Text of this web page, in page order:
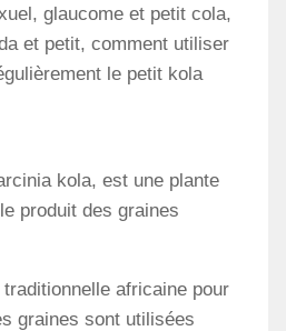
glaucome et petit cola,
et petit, comment utiliser
le petit kola
kola, est une plante
produit des graines
africaine pour
graines sont utilisées